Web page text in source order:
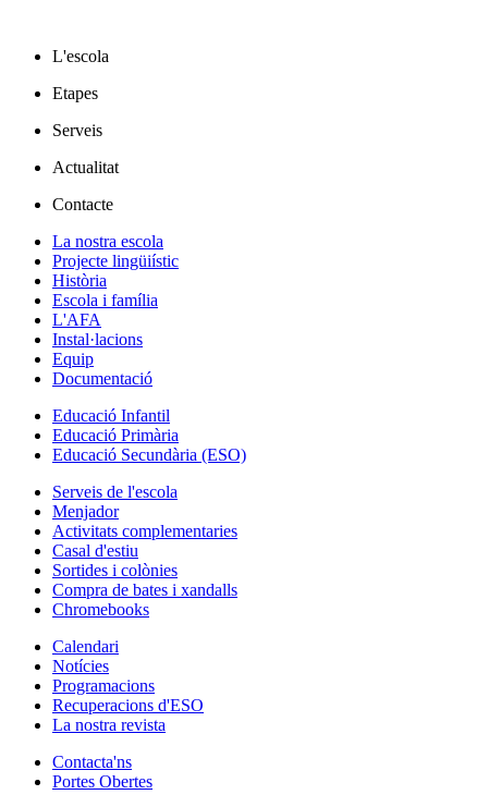
L'escola
Etapes
Serveis
Actualitat
Contacte
La nostra escola
Projecte lingüiístic
Història
Escola i família
L'AFA
Instal·lacions
Equip
Documentació
Educació Infantil
Educació Primària
Educació Secundària (ESO)
Serveis de l'escola
Menjador
Activitats complementaries
Casal d'estiu
Sortides i colònies
Compra de bates i xandalls
Chromebooks
Calendari
Notícies
Programacions
Recuperacions d'ESO
La nostra revista
Contacta'ns
Portes Obertes